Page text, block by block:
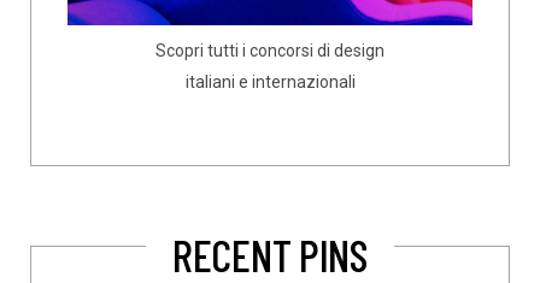
Scopri tutti i concorsi di design
italiani e internazionali
RECENT PINS